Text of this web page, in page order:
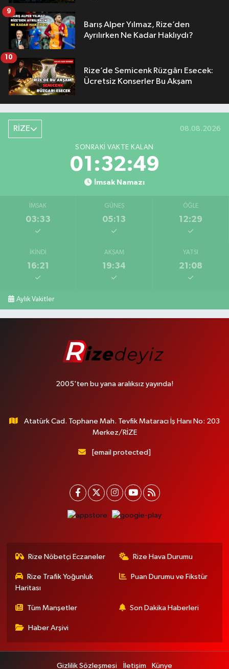
Barış Alper Yılmaz, Rize’den
Ayrılırken Ne Kadar Haklıydı?
9
Rize’de Semicenk Rüzgârı Esecek:
Ücretsiz Konserler Bu Akşam
10
RİZE 08.08.2026
SONRAKI VAKTE KALAN
01:32:48
İmsak Namazı
İMSAK
03:33
GÜNEŞ
05:13
ÖĞLE
12:29
İKINDI
16:21
AKŞAM
19:34
YATSI
21:08
Aylık Vakitler
2005'ten bu yana aralıksız yayında!
Atatürk Cad. Tophane Mah. Tevfik Mataracı İş Hanı No: 203
Merkez/RİZE
[email protected]
Rize Nöbetçi Eczaneler Rize Hava Durumu
Rize Trafik Yoğunluk
Haritası
Puan Durumu ve Fikstür
Tüm Manşetler Son Dakika Haberleri
Haber Arşivi
Gizlilik Sözleşmesi İletişim Künye